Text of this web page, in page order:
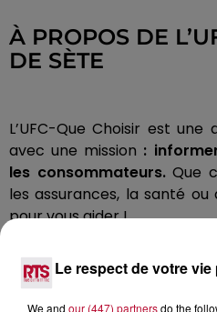
À PROPOS DE
DE SÈTE
L’UFC-Que Choisir est une
avec une mission :
les consommateurs.Que
les assurances, la santé ou
pour vous aider !
Victime d’une arnaque
Contactez l’antenne la plus
Choisir du Bassin de Thau est
Le respect de votre
We and our (447) partnersdo the